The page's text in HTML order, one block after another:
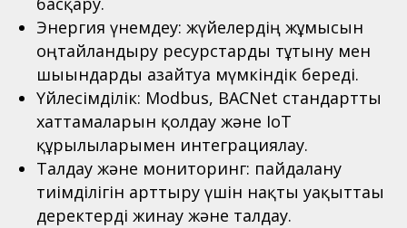
Энергия үнемдеу: жүйелердің жұмысын
оңтайландыру ресурстарды тұтыну мен
шығындарды азайтуға мүмкіндік береді.
Үйлесімділік: Modbus, BACNet стандартты
хаттамаларын қолдау және IoT
құрылғыларымен интеграциялау.
Талдау және мониторинг: пайдалану
тиімділігін арттыру үшін нақты уақыттағы
деректерді жинау және талдау.